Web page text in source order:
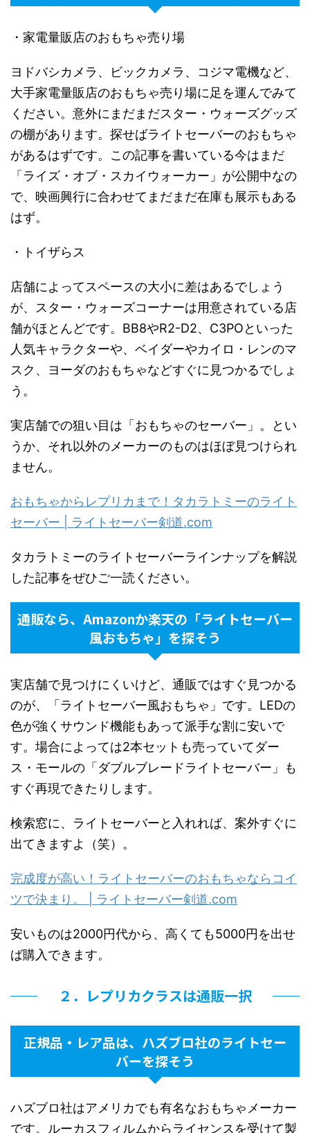
・家電量販店のおもちゃ売り場
ヨドバシカメラ、ビックカメラ、コジマ電機など、
大手家電量販店のおもちゃ売り場に足を運んでみて
ください。意外にまだまだスター・ウォーズグッズ
の棚があります。探せばライトセーバーのおもちゃ
があるはずです。この記事を書いている今はまだ
「ライズ・オブ・スカイウォーカー」が公開中なの
で、映画興行に合わせてまだまだ在庫も展示もある
はず。
・トイザらス
店舗によってスペースの大小に差はあるでしょう
が、スター・ウォーズコーナーは用意されている店
舗がほとんどです。BB8やR2-D2、C3POといった
人気キャラクターや、ベイダーやカイロ・レンのマ
スク、ヨーダのおもちゃなどすぐに見つかるでしょ
う。
実店舗での狙い目は「おもちゃのセーバー」。とい
うか、それ以外のメーカーのものはほぼ見つけられ
ません。
おもちゃからレプリカまで！タカラトミーのライト
セーバー | ライトセーバー剣道.com
タカラトミーのライトセーバーラインナップを解説
した記事をぜひご一読ください。
通販なら、Amazonか楽天の「ライトセーバー
風おもちゃ」を探そう
実店舗で見つけにくいけど、通販ではすぐ見つかる
のが、「ライトセーバー風おもちゃ」です。LEDの
色が強くサウンド機能もあって派手な割に安いで
す。場合によっては2本セットも売っていてダー
ス・モールの「ダブルブレードライトセーバー」も
すぐ再現できたりします。
検索窓に、ライトセーバーと入れれば、案外すぐに
出てきますよ（笑）。
完成度が高い！ライトセーバーのおもちゃならコイ
ツで決まり。 | ライトセーバー剣道.com
安いものは2000円代から、高くても5000円を出せ
ば購入できます。
２．レプリカクラスは通販一択
正規品・レア品は、ハズブロ社のライトセー
バーを探そう
ハズブロ社はアメリカでも有名なおもちゃメーカー
です。ルーカスフィルムからライセンスを受けて製